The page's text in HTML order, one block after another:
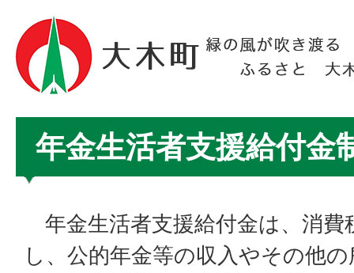
年金生活者支援給付金
年金生活者支援給付金は、消費
し、公的年金等の収入やその他